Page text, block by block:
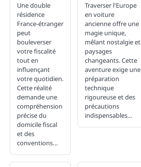
Une double
résidence
France-étranger
peut
bouleverser
votre fiscalité
tout en
influençant
votre quotidien.
Cette réalité
demande une
compréhension
précise du
domicile fiscal
et des
conventions…
Traverser l'Europe
en voiture
ancienne offre une
magie unique,
mêlant nostalgie et
paysages
changeants. Cette
aventure exige une
préparation
technique
rigoureuse et des
précautions
indispensables…